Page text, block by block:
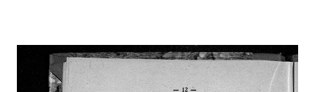
ЛАРИН Николай — 21 саперный батальон, 2 рота, мл.
унтер-офицер. За мужество и храбрость в боях с